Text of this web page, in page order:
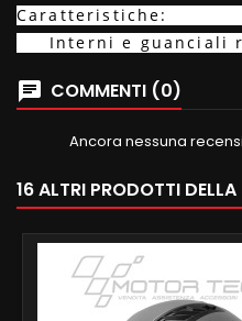
Caratteristiche:
Interni e guanciali
COMMENTI (0)
Ancora nessuna
16 ALTRI PRODOTTI